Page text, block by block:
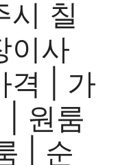
시 칠
이사
격 | 가
| 원룸
| 순